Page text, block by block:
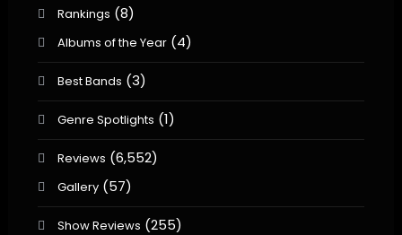
Rankings (8)
Albums of the Year(4)
Best Bands (3)
Genre Spotlights (1)
Reviews (6,552)
Gallery(57)
Show Reviews (255)